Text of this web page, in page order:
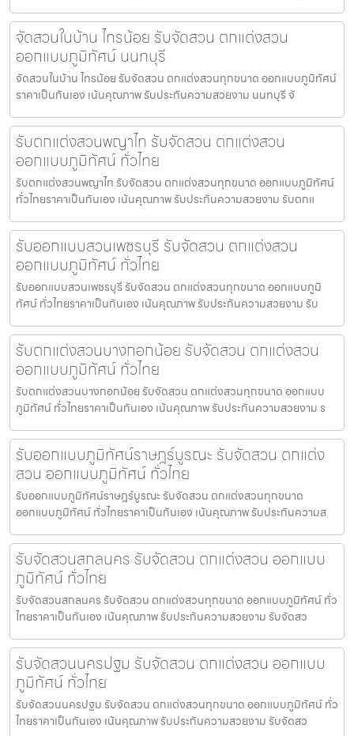
จัดสวนในบ้าน ไทรน้อย รับจัดสวน ตกแต่งสวน
ออกแบบภูมิทัศน์ นนทบุรี
จัดสวนในบ้าน ไทรน้อย รับจัดสวน ตกแต่งสวนทุกขนาด ออกแบบภูมิทัศน์
ราคาเป็นกันเอง เน้นคุณภาพ รับประกันความสวยงาม นนทบุรี จั
รับตกแต่งสวนพญาไท รับจัดสวน ตกแต่งสวน
ออกแบบภูมิทัศน์ ทั่วไทย
รับตกแต่งสวนพญาไท รับจัดสวน ตกแต่งสวนทุกขนาด ออกแบบภูมิทัศน์
ทั่วไทยราคาเป็นกันเอง เน้นคุณภาพ รับประกันความสวยงาม รับตกแ
รับออกแบบสวนเพชรบุรี รับจัดสวน ตกแต่งสวน
ออกแบบภูมิทัศน์ ทั่วไทย
รับออกแบบสวนเพชรบุรี รับจัดสวน ตกแต่งสวนทุกขนาด ออกแบบภูมิ
ทัศน์ ทั่วไทยราคาเป็นกันเอง เน้นคุณภาพ รับประกันความสวยงาม รับ
รับตกแต่งสวนบางกอกน้อย รับจัดสวน ตกแต่งสวน
ออกแบบภูมิทัศน์ ทั่วไทย
รับตกแต่งสวนบางกอกน้อย รับจัดสวน ตกแต่งสวนทุกขนาด ออกแบบ
ภูมิทัศน์ ทั่วไทยราคาเป็นกันเอง เน้นคุณภาพ รับประกันความสวยงาม ร
รับออกแบบภูมิทัศน์ราษฎร์บูรณะ รับจัดสวน ตกแต่ง
สวน ออกแบบภูมิทัศน์ ทั่วไทย
รับออกแบบภูมิทัศน์ราษฎร์บูรณะ รับจัดสวน ตกแต่งสวนทุกขนาด
ออกแบบภูมิทัศน์ ทั่วไทยราคาเป็นกันเอง เน้นคุณภาพ รับประกันความส
รับจัดสวนสกลนคร รับจัดสวน ตกแต่งสวน ออกแบบ
ภูมิทัศน์ ทั่วไทย
รับจัดสวนสกลนคร รับจัดสวน ตกแต่งสวนทุกขนาด ออกแบบภูมิทัศน์ ทั่ว
ไทยราคาเป็นกันเอง เน้นคุณภาพ รับประกันความสวยงาม รับจัดสว
รับจัดสวนนครปฐม รับจัดสวน ตกแต่งสวน ออกแบบ
ภูมิทัศน์ ทั่วไทย
รับจัดสวนนครปฐม รับจัดสวน ตกแต่งสวนทุกขนาด ออกแบบภูมิทัศน์ ทั่ว
ไทยราคาเป็นกันเอง เน้นคุณภาพ รับประกันความสวยงาม รับจัดสว